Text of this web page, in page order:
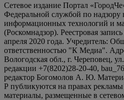
Сетевое издание Портал
Федеральной службой по надзору
информационных технологий и
(Роскомнадзор). Реестровая
апреля 2020 года. Учредитель:
ответственностью "К Медиа".
Вологодская обл., г. Череповец,
редакции +7(8202)28-20-40,
редактор Богомолов А. Ю.
Р публикуются на правах
материалы, размещенные в